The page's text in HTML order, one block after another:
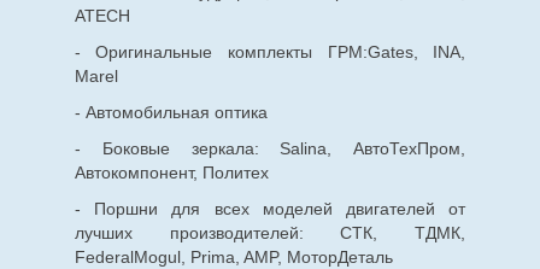
ATECH
- Оригинальные комплекты ГРМ:Gates, INA,
Marel
- Автомобильная оптика
- Боковые зеркала: Salina, АвтоТехПром,
Автокомпонент, Политех
- Поршни для всех моделей двигателей от
лучших производителей: СТК, ТДМК,
FederalMogul, Prima, AMP, МоторДеталь